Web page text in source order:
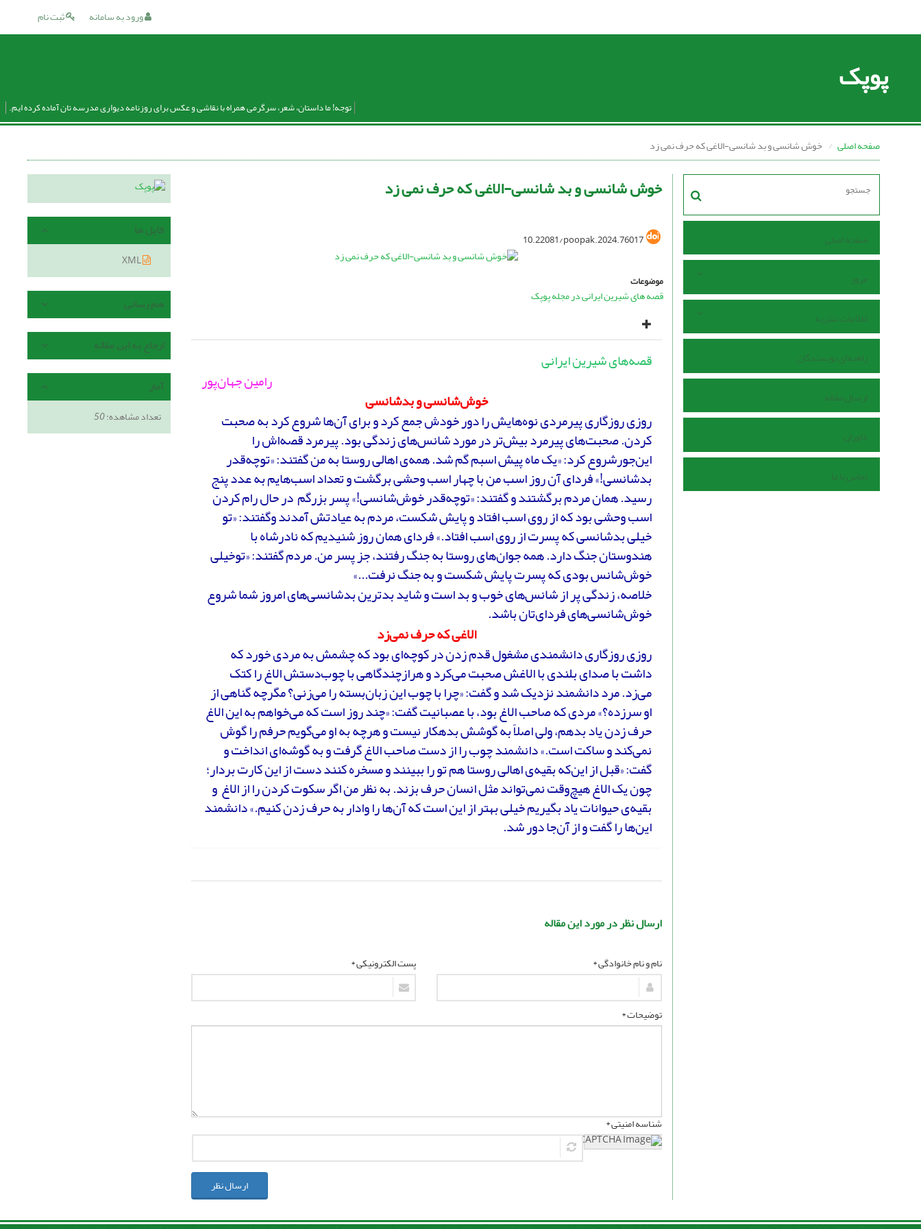
ثبت نام ورود به سامانه
پوپک
توجه! ما داستان، شعر، سرگرمی همراه با نقاشی و عکس برای روزنامه دیواری مدرسه تان آماده کرده ایم.
صفحه اصلی خوش شانسی و بد شانسی-الاغی که حرف نمی زد
صفحه اصلی
مرور
اطلاعات نشریه
راهنمای نویسندگان
ارسال مقاله
داوران
تماس با ما
خوش شانسی و بد شانسی-الاغی که حرف نمی زد
10.22081/poopak.2024.76017
موضوعات
قصه های شیرین ایرانی در مجله پوپک
قصه‌های شیرین ایرانی
رامین جهان‌پور
خوش‌شانسی و بدشانسی
روزی روزگاری پیرمردی نوه‌هایش را دور خودش جمع کرد و برای آن‌ها شروع کرد به صحبت
کردن. صحبت‌های پیرمرد بیش‌تر در مورد شانس‌های زندگی بود. پیرمرد قصه‌اش را
این‌جورشروع کرد: «یک ماه پیش اسبم گم شد. همه‌ی اهالی روستا به من گفتند: «توچه‌قدر
بدشانسی!» فردای آن روز اسب من با چهار اسب وحشی برگشت و تعداد اسب‌هایم به عدد پنج
رسید. همان مردم برگشتند و گفتند: «توچه‌قدر خوش‌شانسی!» پسر بزرگم در حال رام کردن
اسب وحشی بود که از روی اسب افتاد و پایش شکست، مردم به عیادتش آمدند وگفتند: «تو
خیلی بدشانسی که پسرت از روی اسب افتاد.» فردای همان روز شنیدیم که نادرشاه با
هندوستان جنگ دارد. همه جوان‌های روستا به جنگ رفتند، جز پسر من. مردم گفتند: «توخیلی
خوش‌شانس بودی که پسرت پایش شکست و به جنگ نرفت...»
خلاصه، زندگی پر از شانس‌های خوب و بد است و شاید بدترین بدشانسی‌های امروز شما شروع
خوش‌شانسی‌های فردای‌تان باشد.
الاغی که حرف نمی‌زد
روزی روزگاری دانشمندی مشغول قدم زدن در کوچه‌ای بود که چشمش به مردی خورد که
داشت با صدای بلندی با الاغش صحبت می‌کرد و هرازچندگاهی با چوب‌دستش الاغ را کتک
می‌زد. مرد دانشمند نزدیک شد و گفت: «چرا با چوب این زبان‌بسته را می‌زنی؟ مگرچه گناهی از
او سرزده؟» مردی که صاحب الاغ بود، با عصبانیت گفت: «چند روز است که می‌خواهم به این الاغ
حرف زدن یاد بدهم، ولی اصلاً به گوشش بدهکار نیست و هرچه به او می‌گویم حرفم را گوش
نمی‌کند و ساکت است.» دانشمند چوب را از دست صاحب الاغ گرفت و به گوشه‌ای انداخت و
گفت: «قبل از این‌که بقیه‌ی اهالی روستا هم تو را ببینند و مسخره کنند دست از این کارت بردار؛
چون یک الاغ هیچ‌وقت نمی‌تواند مثل انسان حرف بزند. به نظر من اگر سکوت کردن را از الاغ و
بقیه‌ی حیوانات یاد بگیریم خیلی بهتر از این است که آن‌ها را وادار به حرف زدن کنیم.» دانشمند
این‌ها را گفت و از آن‌جا دور شد.
ارسال نظر در مورد این مقاله
نام و نام خانوادگی * پست الکترونیکی *
توضیحات *
شناسه امنیتی *
ارسال نظر
فایل ها
XML
هم رسانی
ارجاع به این مقاله
آمار
تعداد مشاهده:50